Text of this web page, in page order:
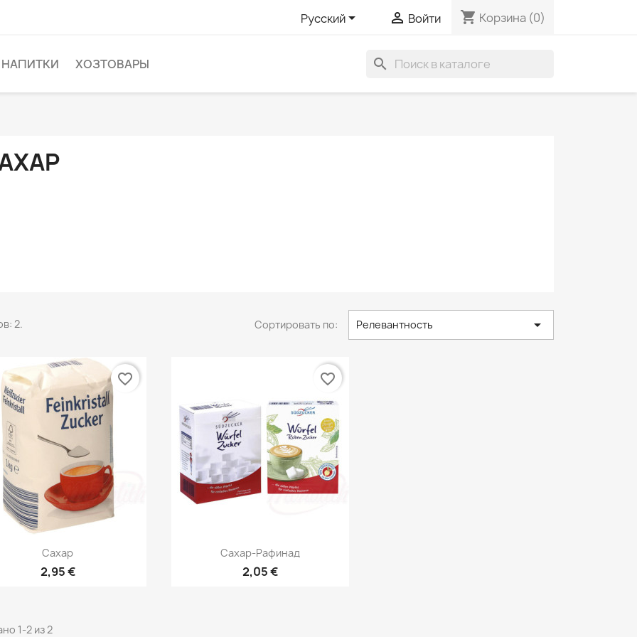
Русский  Войти shopping_cart Корзина (0)
НАПИТКИ ХОЗТОВАРЫ search
2. Сортировать по: Релевантность 
Быстрый просмотр
Сахар
2,95 €
favorite_border
Быстрый просмотр
Сахар-Рафинад
2,05 €
favorite_border
1-2 из 2